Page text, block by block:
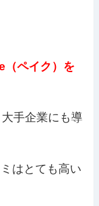
（ペイク）を
手企業にも導
はとても高い